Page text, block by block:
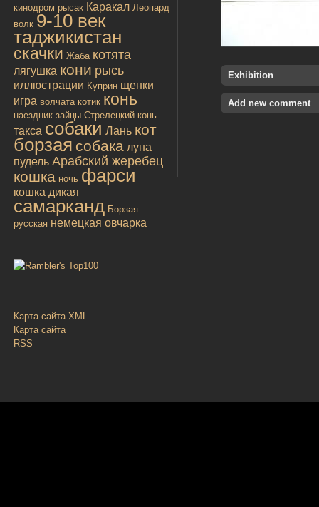
кинодром рысак Каракал Леопард
волк 9-10 век
таджикистан
скачки Жаба котята
лягушка кони рысь
иллюстрации Куприн щенки
игра волчата котик конь
наездник зайцы Стрелецкий конь
такса собаки Лань кот
борзая собака луна
пудель Арабский жеребец
кошка ночь фарси
кошка дикая
самарканд Борзая
русская немецкая овчарка
Карта сайта XML
Карта сайта
RSS
Exhibition
Add new comment